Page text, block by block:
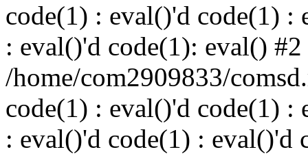
code(1) : eval()'d code(1) :
: eval()'d code(1): eval() #2
/home/com2909833/
code(1) : eval()'d code(1) :
: eval()'d code(1) : eval()'d